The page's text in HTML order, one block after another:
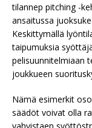
tilannep pitching -
ansaitussa
Keskittymällä
taipumuksia
pelisuunnitelmiaan
joukkueen
Nämä esimerkit
säädöt voivat olla